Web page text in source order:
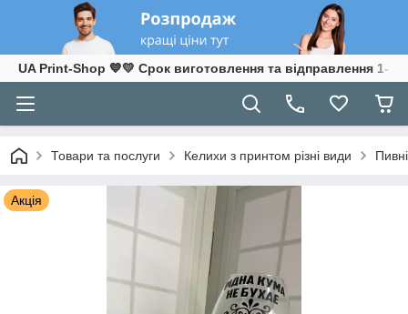
UA Print-Shop ​💙💛 Срок виготовлення та відправлення 1-3
Товари та послуги Келихи з принтом різні види
Акція